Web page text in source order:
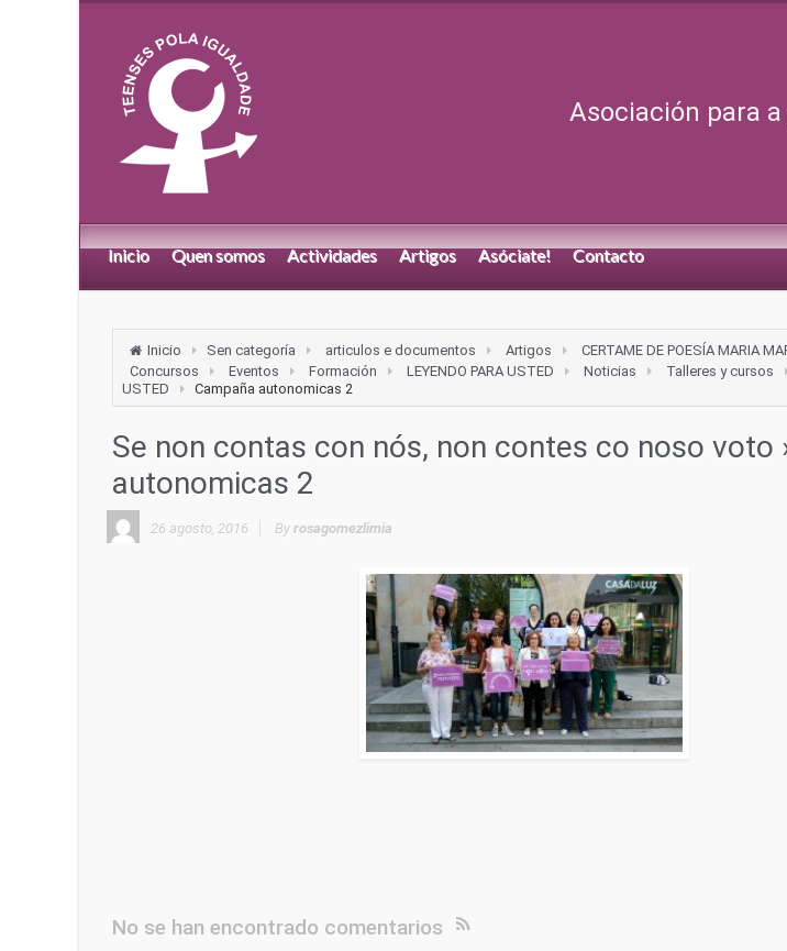
Asociación para
Inicio Quen somos Actividades Artigos Asóciate! Contacto
Inicio Sen categoría articulos e documentos Artigos
CERTAME DE POESÍA MARIA
Concursos
Eventos Formación LEYENDO PARA USTED Noticias Talleres y cursos
USTED
Campaña autonomicas 2
Se non contas con nós, non contes co noso voto
autonomicas 2
26 agosto, 2016 By rosagomezlimia
No se han encontrado comentarios